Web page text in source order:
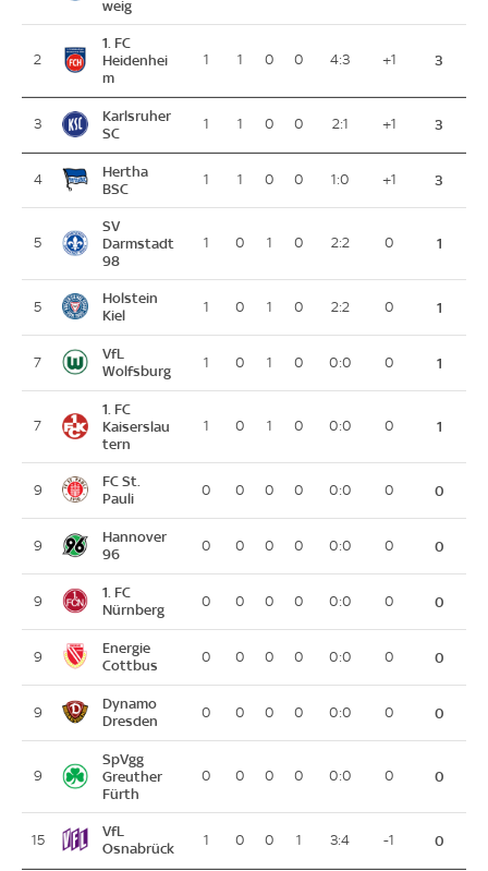
weig
2
1. FC
Heidenhei
m
1 1 0 0 4:3 +1 3
3
Karlsruher
SC
1 1 0 0 2:1 +1 3
4
Hertha
BSC
1 1 0 0 1:0 +1 3
5
SV
Darmstadt
98
1 0 1 0 2:2 0 1
5
Holstein
Kiel
1 0 1 0 2:2 0 1
7
VfL
Wolfsburg
1 0 1 0 0:0 0 1
7
1. FC
Kaiserslau
tern
1 0 1 0 0:0 0 1
9
FC St.
Pauli
0 0 0 0 0:0 0 0
9
Hannover
96
0 0 0 0 0:0 0 0
9
1. FC
Nürnberg
0 0 0 0 0:0 0 0
9
Energie
Cottbus
0 0 0 0 0:0 0 0
9
Dynamo
Dresden
0 0 0 0 0:0 0 0
9
SpVgg
Greuther
Fürth
0 0 0 0 0:0 0 0
15
VfL
Osnabrück
1 0 0 1 3:4 -1 0